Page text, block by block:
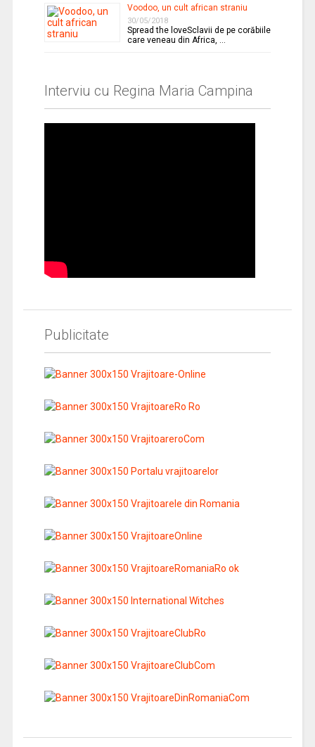
Voodoo, un cult african straniu
30/05/2018
Spread the loveSclavii de pe corăbiile
care veneau din Africa, …
Interviu cu Regina Maria Campina
Publicitate